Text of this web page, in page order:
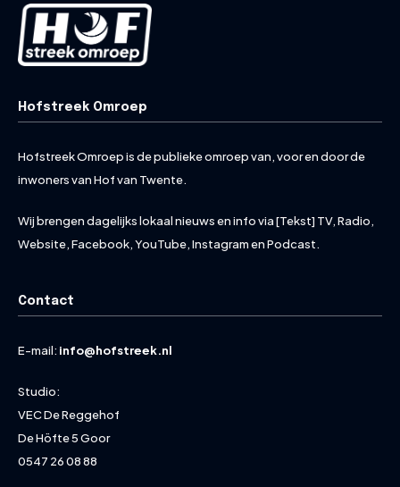
Hofstreek Omroep
Hofstreek Omroep is de publieke omroep van, voor en door de
inwoners van Hof van Twente.
Wij brengen dagelijks lokaal nieuws en info via [Tekst] TV, Radio,
Website, Facebook, YouTube, Instagram en Podcast.
Contact
E-mail: info@hofstreek.nl
Studio:
VEC De Reggehof
De Höfte 5 Goor
0547 26 08 88